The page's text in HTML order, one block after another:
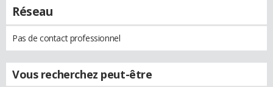
Réseau
Pas de contact professionnel
Vous recherchez peut-être